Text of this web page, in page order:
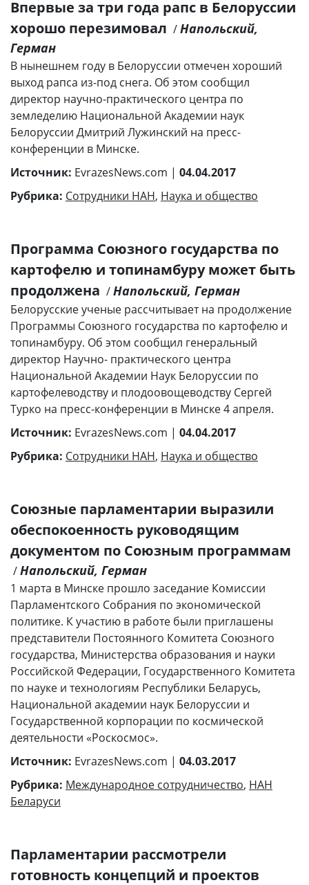
Впервые за три года рапс в Белоруссии
хорошо перезимовал /Напольский,
Герман
В нынешнем году в Белоруссии отмечен хороший
выход рапса из-под снега. Об этом сообщил
директор научно-практического центра по
земледелию Национальной Академии наук
Белоруссии Дмитрий Лужинский на пресс-
конференции в Минске.
Источник: EvrazesNews.com | 04.04.2017
Рубрика: Сотрудники НАН, Наука и общество
Программа Союзного государства по
картофелю и топинамбуру может быть
продолжена /Напольский, Герман
Белорусские ученые рассчитывает на продолжение
Программы Союзного государства по картофелю и
топинамбуру. Об этом сообщил генеральный
директор Научно- практического центра
Национальной Академии Наук Белоруссии по
картофелеводству и плодоовощеводству Сергей
Турко на пресс-конференции в Минске 4 апреля.
Источник: EvrazesNews.com | 04.04.2017
Рубрика: Сотрудники НАН, Наука и общество
Союзные парламентарии выразили
обеспокоенность руководящим
документом по Союзным программам
/Напольский, Герман
1 марта в Минске прошло заседание Комиссии
Парламентского Собрания по экономической
политике. К участию в работе были приглашены
представители Постоянного Комитета Союзного
государства, Министерства образования и науки
Российской Федерации, Государственного Комитета
по науке и технологиям Республики Беларусь,
Национальной академии наук Белоруссии и
Государственной корпорации по космической
деятельности «Роскосмос».
Источник: EvrazesNews.com | 04.03.2017
Рубрика: Международное сотрудничество, НАН
Беларуси
Парламентарии рассмотрели
готовность концепций и проектов